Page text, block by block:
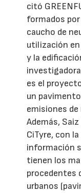
citó
formados
caucho de
utilización
y la
es el
un
emisiones
Además,
CiTyre, con
información
tienen los
procedentes
urbanos